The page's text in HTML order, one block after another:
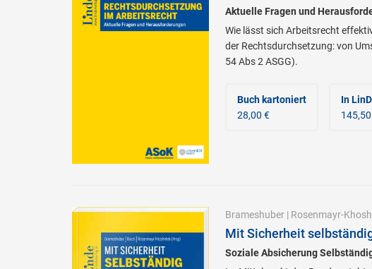
Aktuelle Fragen und
Wie lässt sich Arbeitsrecht
der Rechtsdurchsetzung: von
54 Abs 2 ASGG).
Buch kartoniert
28,00 €
In
Brameshuber| Rosenmayr-
Mit Sicherheit
Soziale Absicherung